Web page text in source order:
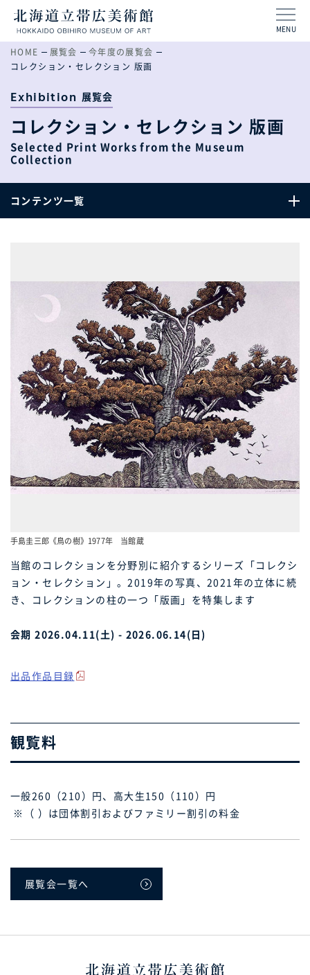
MENU
HOME 展覧会
今年度の展覧会
コレクション・セレクション 版画
Exhibition 展覧会
コレクション・セレクション 版画
Selected Print Works from the Museum
Collection
コンテンツ一覧
手島圭三郎《鳥の樹》1977年 当館蔵
当館のコレクションを分野別に紹介するシリーズ「コレクシ
ョン・セレクション」。2019年の写真、2021年の立体に続
き、コレクションの柱の一つ「版画」を特集します
会期 2026.04.11(土) - 2026.06.14(日)
出品作品目録
観覧料
一般260（210）円、高大生150（110）円
※（ ）は団体割引およびファミリー割引の料金
展覧会一覧へ